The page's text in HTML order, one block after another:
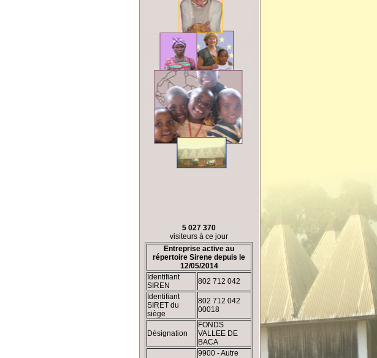
5 027 370
visiteurs à ce jour
Entreprise active au
répertoire Sirene depuis le
12/05/2014
Identifiant
SIREN
802 712 042
Identifiant
SIRET du
siège
802 712 042
00018
Désignation
FONDS
VALLEE DE
BACA
9900 - Autre